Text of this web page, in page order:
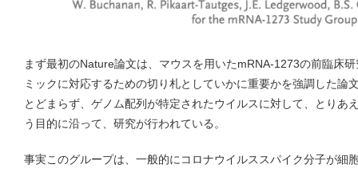
まず最初のNature論文は、マウスを用いたmRNA-1273の前臨床
ミックに対応するための切り札としていかに重要かを強調した論
とどまらず、ゲノム配列が特定されたウイルスに対して、とりあ
う目的に沿って、研究が行われている。
事実このグループは、一般的にコロナウイルススパイク分子が細